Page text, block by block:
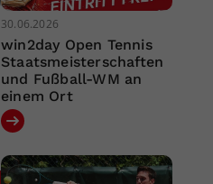
30.06.2026
win2day Open Tennis
Staatsmeisterschaften
und Fußball-WM an
einem Ort